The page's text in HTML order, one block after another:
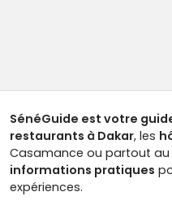
SénéGuide est votre
restaurants à Dakar, les
Casamance ou partout au
informations pratiques
expériences.